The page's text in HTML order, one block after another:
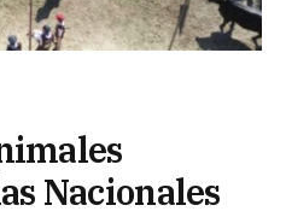
Nacionales